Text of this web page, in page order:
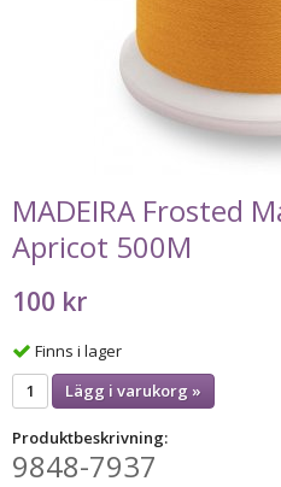
MADEIRA Frosted
Apricot 500M
100 kr
Finns i lager
Lägg i varukorg »
Produktbeskrivning:
9848-7937